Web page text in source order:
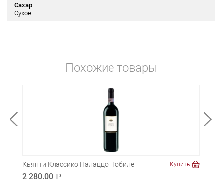
Сахар
Сухое
Похожие товары
Кьянти Классико Палаццо Нобиле
2 280.00 a
Купить